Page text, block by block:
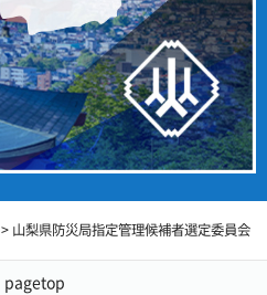
> 山梨県防災局指定管理候補者選定委員会
pagetop